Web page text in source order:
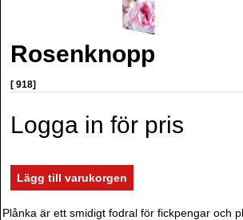
Rosenknopp
[ 918]
Logga in för pris
Plånka är ett smidigt fodral för fickpengar och